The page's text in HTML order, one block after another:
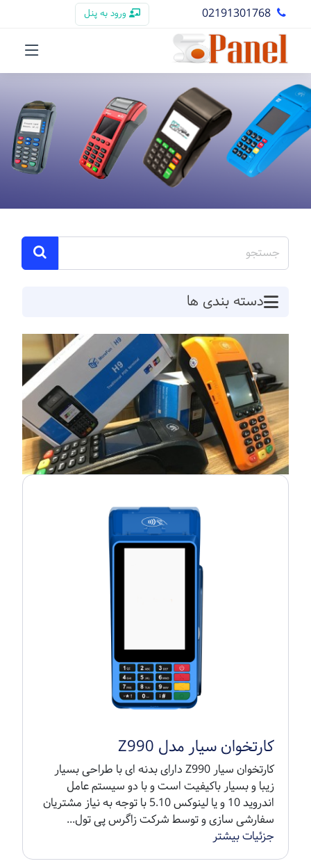
02191301768 ورود به پنل
دسته بندی ها
کارتخوان سیار مدل Z990
کارتخوان سیار Z990 دارای بدنه ای با طراحی بسیار
زیبا و بسیار باکیفیت است و با دو سیستم عامل
اندروید 10 و یا لینوکس 5.10 با توجه به نیاز مشتریان
سفارشی سازی و توسط شرکت زاگرس پی تول...
جزئیات بیشتر